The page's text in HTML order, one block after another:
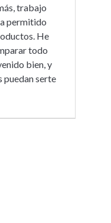
trabajo
permitido
He
todo
bien, y
puedan serte